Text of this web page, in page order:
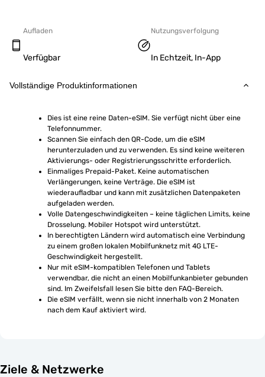
Aufladen
Verfügbar
Nutzungsverfolgung
In Echtzeit, In-App
Vollständige Produktinformationen
Dies ist eine reine Daten-eSIM. Sie verfügt nicht über eine
Telefonnummer.
Scannen Sie einfach den QR-Code, um die eSIM
herunterzuladen und zu verwenden. Es sind keine weiteren
Aktivierungs- oder Registrierungsschritte erforderlich.
Einmaliges Prepaid-Paket. Keine automatischen
Verlängerungen, keine Verträge. Die eSIM ist
wiederaufladbar und kann mit zusätzlichen Datenpaketen
aufgeladen werden.
Volle Datengeschwindigkeiten – keine täglichen Limits, keine
Drosselung. Mobiler Hotspot wird unterstützt.
In berechtigten Ländern wird automatisch eine Verbindung
zu einem großen lokalen Mobilfunknetz mit 4G LTE-
Geschwindigkeit hergestellt.
Nur mit eSIM-kompatiblen Telefonen und Tablets
verwendbar, die nicht an einen Mobilfunkanbieter gebunden
sind. Im Zweifelsfall lesen Sie bitte den FAQ-Bereich.
Die eSIM verfällt, wenn sie nicht innerhalb von 2 Monaten
nach dem Kauf aktiviert wird.
Ziele & Netzwerke